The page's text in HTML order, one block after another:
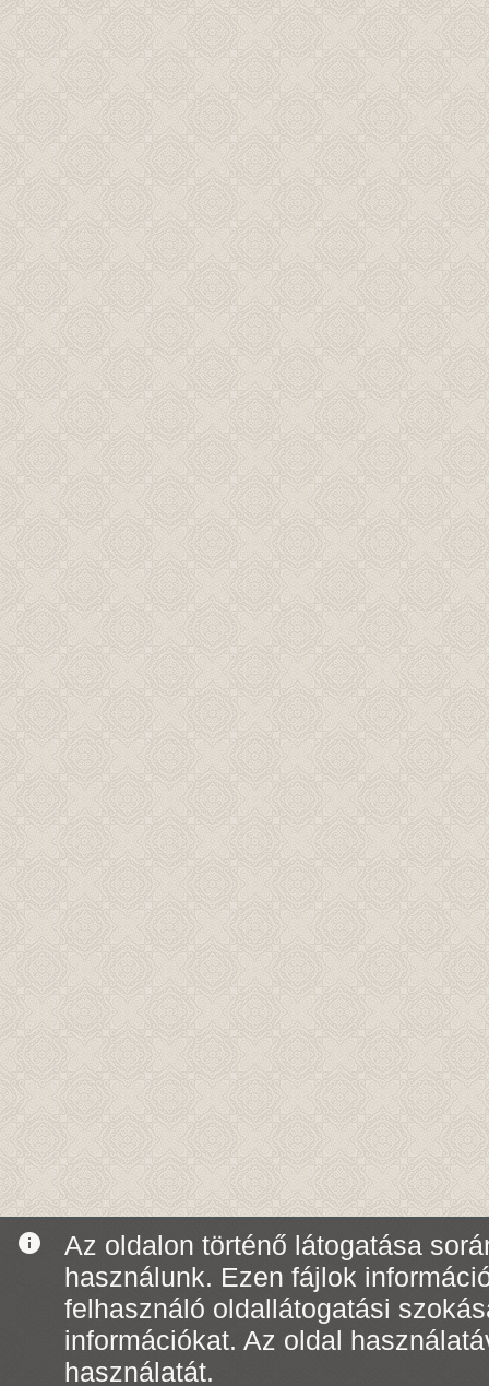
info
Az oldalon történő látogatása
használunk. Ezen fájlok
felhasználó oldallátogatási
információkat. Az oldal
használatát.